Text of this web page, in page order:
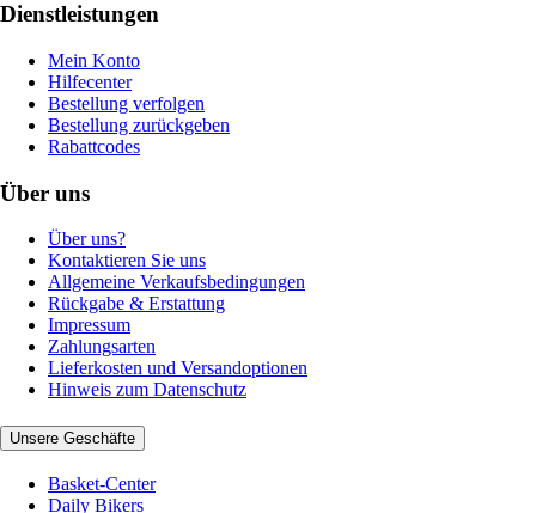
Dienstleistungen
Mein Konto
Hilfecenter
Bestellung verfolgen
Bestellung zurückgeben
Rabattcodes
Über uns
Über uns?
Kontaktieren Sie uns
Allgemeine Verkaufsbedingungen
Rückgabe & Erstattung
Impressum
Zahlungsarten
Lieferkosten und Versandoptionen
Hinweis zum Datenschutz
Unsere Geschäfte
Basket-Center
Daily Bikers